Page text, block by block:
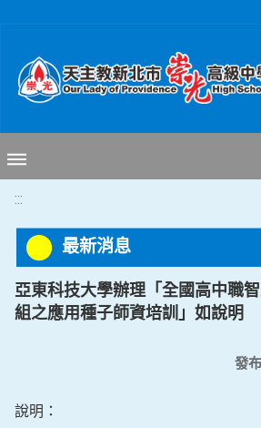
:::
最新消息
亞東科技大學辦理「全國高中職
組之應用種子師資培訓」如說明
發
說明：